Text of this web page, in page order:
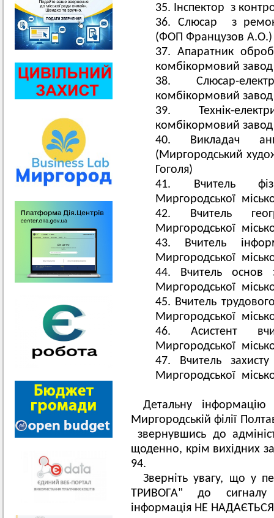
Інспектор з
Слюсар з
(ФОП Французов А.О.)
Апаратник
комбікормовий
Слюсар-
комбікормовий
Технік-
комбікормовий
Викладач
(Миргородський
Гоголя)
Вчитель
Миргородської
Вчитель
Миргородської
Вчитель
Миргородської
Вчитель основ
Миргородської
Вчитель
Миргородської
Асистент
Миргородської
Вчитель
Миргородської
Детальну
Миргородській філії
звернувшись до
щоденно, крім вихідних
94.
Зверніть увагу, що у
ТРИВОГА" до сигналу
інформація НЕ